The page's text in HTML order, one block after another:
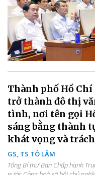
Thành phố Hồ
trở thành đô thị
tình, nơi tên gọi
sáng bằng thành
khát vọng và
GS, TS TÔ LÂM
Tổng Bí thư Ban Chấp hành